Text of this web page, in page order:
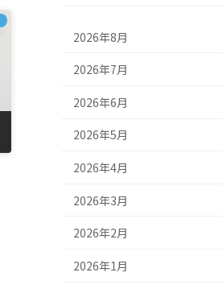
2026年8月
2026年7月
2026年6月
2026年5月
2026年4月
2026年3月
2026年2月
2026年1月